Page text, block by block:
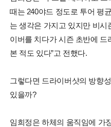
때는 240야드 정도로 투어 평
는 생각은 가지고 있지만 비
이버를 치다가 시즌 초반에
본 적도 있다”고 전했다.
그렇다면 드라이버샷의 방향
있을까?
임희정은 하체의 움직임에 가